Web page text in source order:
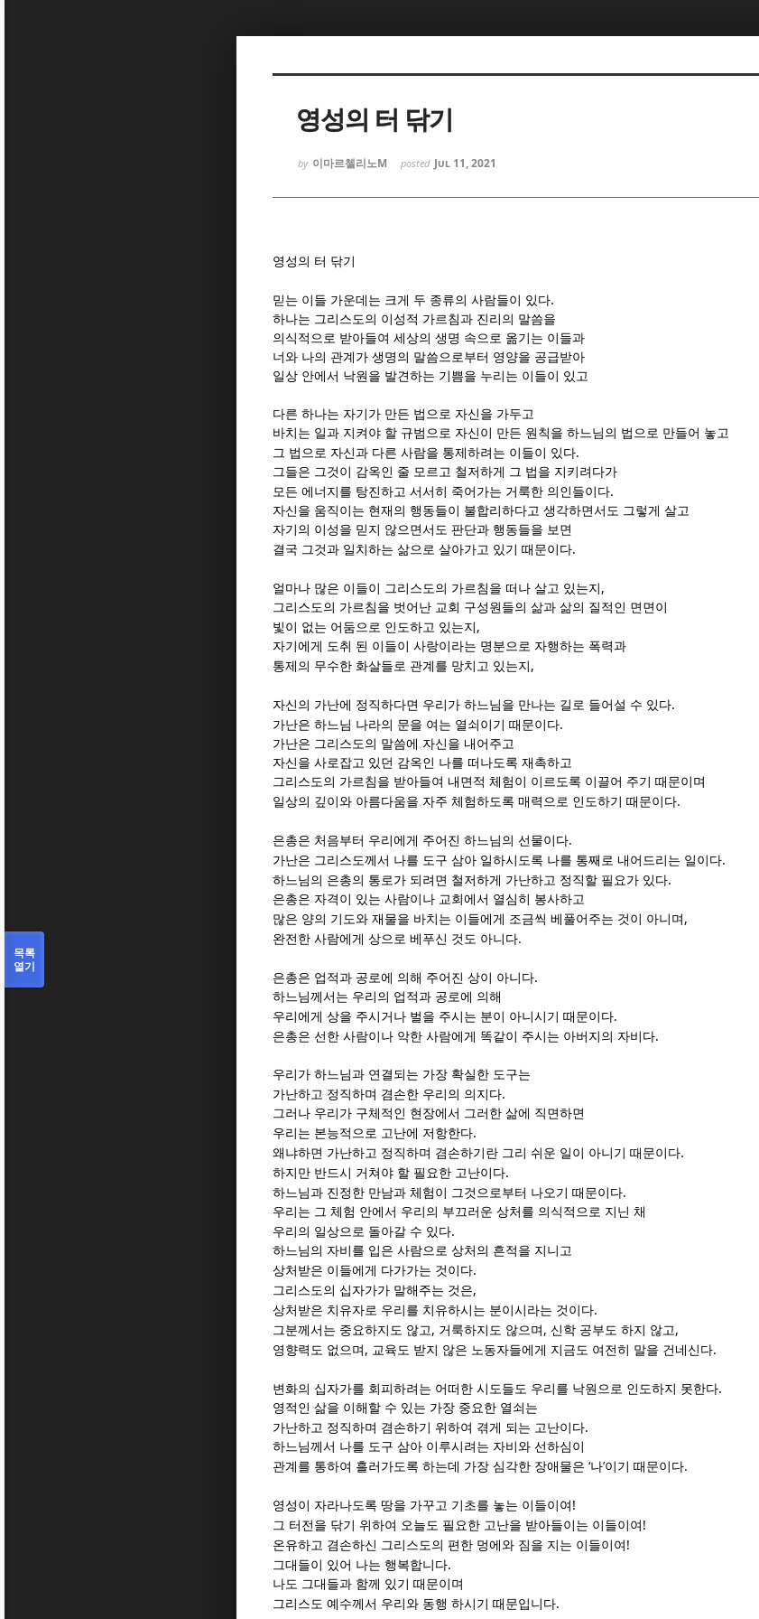
영성의 터 닦기
by 이마르첼리노M posted Jul 11, 2021
영성의 터 닦기
믿는 이들 가운데는 크게 두 종류의 사람들이 있다.
하나는 그리스도의 이성적 가르침과 진리의 말씀을
의식적으로 받아들여 세상의 생명 속으로 옮기는 이들과
너와 나의 관계가 생명의 말씀으로부터 영양을 공급받아
일상 안에서 낙원을 발견하는 기쁨을 누리는 이들이 있고
다른 하나는 자기가 만든 법으로 자신을 가두고
바치는 일과 지켜야 할 규범으로 자신이 만든 원칙을 하느님의 법으로 만들어 놓고
그 법으로 자신과 다른 사람을 통제하려는 이들이 있다.
그들은 그것이 감옥인 줄 모르고 철저하게 그 법을 지키려다가
모든 에너지를 탕진하고 서서히 죽어가는 거룩한 의인들이다.
자신을 움직이는 현재의 행동들이 불합리하다고 생각하면서도 그렇게 살고
자기의 이성을 믿지 않으면서도 판단과 행동들을 보면
결국 그것과 일치하는 삶으로 살아가고 있기 때문이다.
얼마나 많은 이들이 그리스도의 가르침을 떠나 살고 있는지 ,
그리스도의 가르침을 벗어난 교회 구성원들의 삶과 삶의 질적인 면면이
빛이 없는 어둠으로 인도하고 있는지 ,
자기에게 도취 된 이들이 사랑이라는 명분으로 자행하는 폭력과
통제의 무수한 화살들로 관계를 망치고 있는지 ,
자신의 가난에 정직하다면 우리가 하느님을 만나는 길로 들어설 수 있다.
가난은 하느님 나라의 문을 여는 열쇠이기 때문이다.
가난은 그리스도의 말씀에 자신을 내어주고
자신을 사로잡고 있던 감옥인 나를 떠나도록 재촉하고
그리스도의 가르침을 받아들여 내면적 체험이 이르도록 이끌어 주기 때문이며
일상의 깊이와 아름다움을 자주 체험하도록 매력으로 인도하기 때문이다.
은총은 처음부터 우리에게 주어진 하느님의 선물이다.
가난은 그리스도께서 나를 도구 삼아 일하시도록 나를 통째로 내어드리는 일이다.
하느님의 은총의 통로가 되려면 철저하게 가난하고 정직할 필요가 있다.
은총은 자격이 있는 사람이나 교회에서 열심히 봉사하고
많은 양의 기도와 재물을 바치는 이들에게 조금씩 베풀어주는 것이 아니며 ,
완전한 사람에게 상으로 베푸신 것도 아니다.
은총은 업적과 공로에 의해 주어진 상이 아니다.
하느님께서는 우리의 업적과 공로에 의해
우리에게 상을 주시거나 벌을 주시는 분이 아니시기 때문이다.
은총은 선한 사람이나 악한 사람에게 똑같이 주시는 아버지의 자비다.
우리가 하느님과 연결되는 가장 확실한 도구는
가난하고 정직하며 겸손한 우리의 의지다.
그러나 우리가 구체적인 현장에서 그러한 삶에 직면하면
우리는 본능적으로 고난에 저항한다.
왜냐하면 가난하고 정직하며 겸손하기란 그리 쉬운 일이 아니기 때문이다.
하지만 반드시 거쳐야 할 필요한 고난이다.
하느님과 진정한 만남과 체험이 그것으로부터 나오기 때문이다.
우리는 그 체험 안에서 우리의 부끄러운 상처를 의식적으로 지닌 채
우리의 일상으로 돌아갈 수 있다.
하느님의 자비를 입은 사람으로 상처의 흔적을 지니고
상처받은 이들에게 다가가는 것이다.
그리스도의 십자가가 말해주는 것은,
상처받은 치유자로 우리를 치유하시는 분이시라는 것이다.
그분께서는 중요하지도 않고, 거룩하지도 않으며 , 신학 공부도 하지 않고,
영향력도 없으며 , 교육도 받지 않은 노동자들에게 지금도 여전히 말을 건네신다.
변화의 십자가를 회피하려는 어떠한 시도들도 우리를 낙원으로 인도하지 못한다.
영적인 삶을 이해할 수 있는 가장 중요한 열쇠는
가난하고 정직하며 겸손하기 위하여 겪게 되는 고난이다.
하느님께서 나를 도구 삼아 이루시려는 자비와 선하심이
관계를 통하여 흘러가도록 하는데 가장 심각한 장애물은 ‘나’이기 때문이다.
영성이 자라나도록 땅을 가꾸고 기초를 놓는 이들이여 !
그 터전을 닦기 위하여 오늘도 필요한 고난을 받아들이는 이들이여 !
온유하고 겸손하신 그리스도의 편한 멍에와 짐을 지는 이들이여 !
그대들이 있어 나는 행복합니다.
나도 그대들과 함께 있기 때문이며
그리스도 예수께서 우리와 동행 하시기 때문입니다.
목록
열기
Sketchbook5, 스케치북5
Sketchbook5, 스케치북5